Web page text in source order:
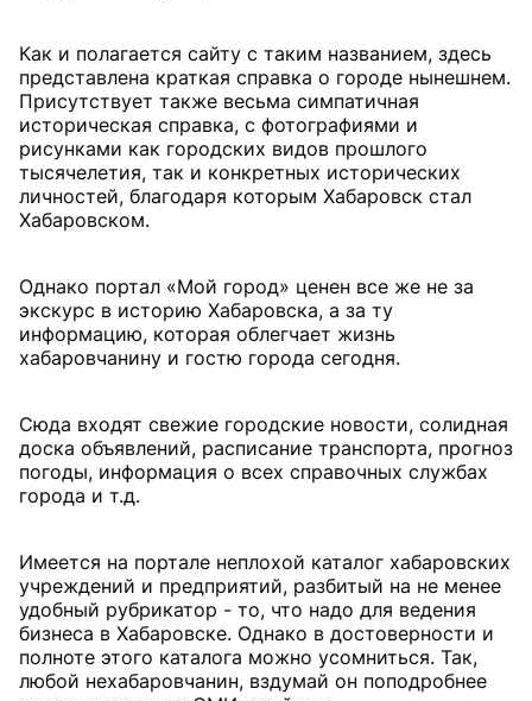
Как и полагается сайту с таким названием, здесь
представлена краткая справка о городе нынешнем.
Присутствует также весьма симпатичная
историческая справка, с фотографиями и
рисунками как городских видов прошлого
тысячелетия, так и конкретных исторических
личностей, благодаря которым Хабаровск стал
Хабаровском.
Однако портал «Мой город» ценен все же не за
экскурс в историю Хабаровска, а за ту
информацию, которая облегчает жизнь
хабаровчанину и гостю города сегодня.
Сюда входят свежие городские новости, солидная
доска объявлений, расписание транспорта, прогноз
погоды, информация о всех справочных службах
города и т.д.
Имеется на портале неплохой каталог хабаровских
учреждений и предприятий, разбитый на не менее
удобный рубрикатор - то, что надо для ведения
бизнеса в Хабаровске. Однако в достоверности и
полноте этого каталога можно усомниться. Так,
любой нехабаровчанин, вздумай он поподробнее